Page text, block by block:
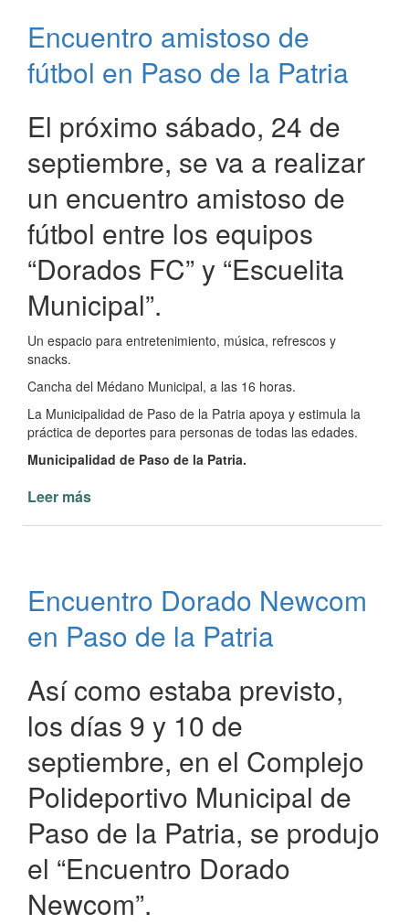
en
la
canchita
médano
de
Paso
de
la
Patria
Encuentro amistoso de
fútbol en Paso de la Patria
El próximo sábado, 24 de
septiembre, se va a realizar
un encuentro amistoso de
fútbol entre los equipos
“Dorados FC” y “Escuelita
Municipal”.
Un espacio para entretenimiento, música, refrescos y
snacks.
Cancha del Médano Municipal, a las 16 horas.
La Municipalidad de Paso de la Patria apoya y estimula la
práctica de deportes para personas de todas las edades.
Municipalidad de Paso de la Patria.
Leer más
en
Paso
de
Encuentro Dorado Newcom
en Paso de la Patria
Así como estaba previsto,
los días 9 y 10 de
septiembre, en el Complejo
Polideportivo Municipal de
Paso de la Patria, se produjo
el “Encuentro Dorado
Newcom”.